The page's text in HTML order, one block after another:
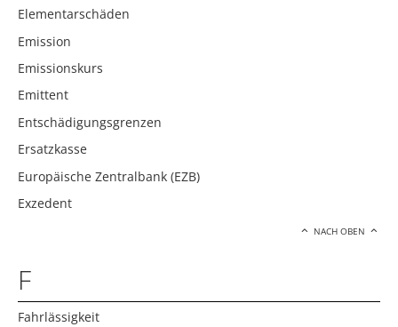
Elementarschäden
Emission
Emissionskurs
Emittent
Entschädigungsgrenzen
Ersatzkasse
Europäische Zentralbank (EZB)
Exzedent
NACH OBEN
F
Fahrlässigkeit